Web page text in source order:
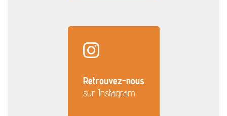
Retrouvez-nous